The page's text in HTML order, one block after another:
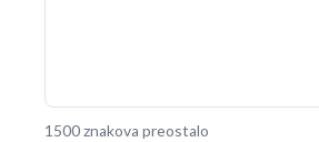
1500 znakova preostalo